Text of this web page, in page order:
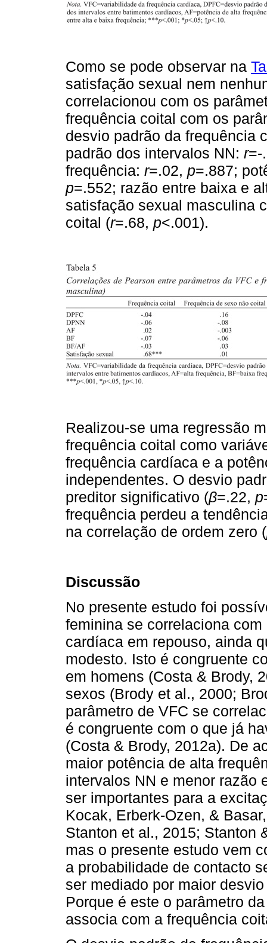
Como se pode observar na
satisfação sexual nem
correlacionou com os
frequência coital com os
desvio padrão da frequência
padrão dos intervalos NN: r=-
frequência: r=.02, p=.887;
p=.552; razão entre baixa e
satisfação sexual masculina
coital (r=.68, p<.001).
Realizou-se uma regressão
frequência coital como
frequência cardíaca e a
independentes. O desvio
preditor significativo (β=.22, p
frequência perdeu a
na correlação de ordem zero (
Discussão
No presente estudo foi
feminina se correlaciona
cardíaca em repouso, ainda
modesto. Isto é congruente
em homens (Costa & Brody,
sexos (Brody et al., 2000;
parâmetro de VFC se
é congruente com o que já
(Costa & Brody, 2012a). De
maior potência de alta
intervalos NN e menor razão
ser importantes para a
Kocak, Erberk-Ozen, &
Stanton et al., 2015; Stanton
mas o presente estudo vem
a probabilidade de contacto
ser mediado por maior
Porque é este o parâmetro
associa com a frequência